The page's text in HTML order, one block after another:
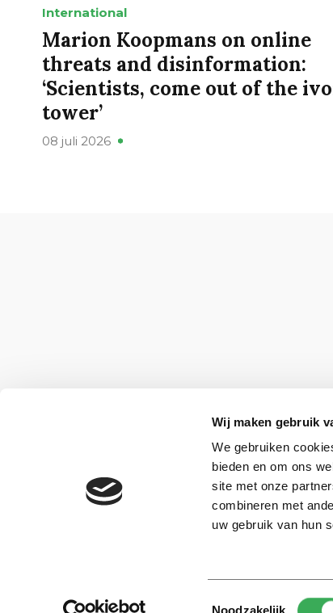
Wij maken gebruik
We gebruiken
bieden en om ons
site met onze
combineren met
uw gebruik van hun
Toestemmingsselectie
Noodzakelijk
International
Marion Koopmans on online
threats and disinformation:
‘Scientists, come out of the
tower’
08 juli 2026
© 2026 -Over ons Adverteren